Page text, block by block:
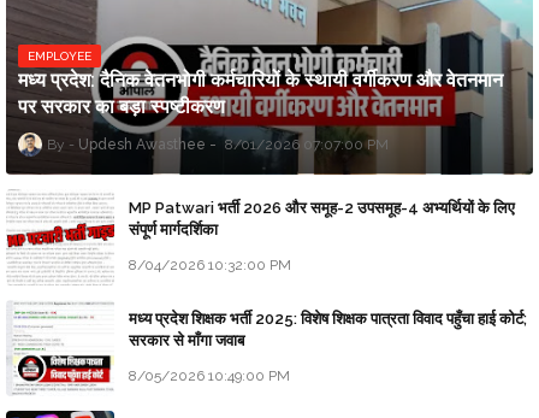
EMPLOYEE
मध्य प्रदेश: दैनिक वेतनभोगी कर्मचारियों के स्थायी वर्गीकरण और वेतनमान
पर सरकार का बड़ा स्पष्टीकरण
Updesh Awasthee 8/01/2026 07:07:00 PM
MP Patwari भर्ती 2026 और समूह-2 उपसमूह-4 अभ्यर्थियों के लिए
संपूर्ण मार्गदर्शिका
8/04/2026 10:32:00 PM
मध्य प्रदेश शिक्षक भर्ती 2025: विशेष शिक्षक पात्रता विवाद पहुँचा हाई कोर्ट;
सरकार से माँगा जवाब
8/05/2026 10:49:00 PM